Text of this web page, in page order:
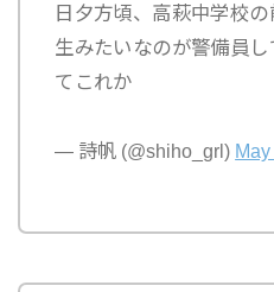
日夕方頃、高萩中学校
生みたいなのが警備員
てこれか
— 詩帆 (@shiho_grl)